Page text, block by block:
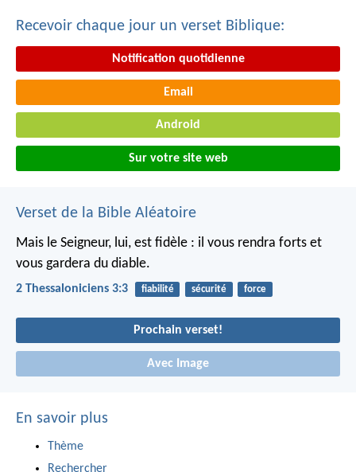
Recevoir chaque jour un verset Biblique:
Notification quotidienne
Email
Android
Sur votre site web
Verset de la Bible Aléatoire
Mais le Seigneur, lui, est fidèle : il vous rendra forts et
vous gardera du diable.
2 Thessaloniciens 3:3 fiabilité sécurité force
Prochain verset!
Avec Image
En savoir plus
Thème
Rechercher